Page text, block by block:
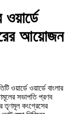
আয়োজন
ওয়ার্ডে ওয়ার্ডে বাংলার
সভাপতি প্রণব
তৃণমূল কংগ্রেসের